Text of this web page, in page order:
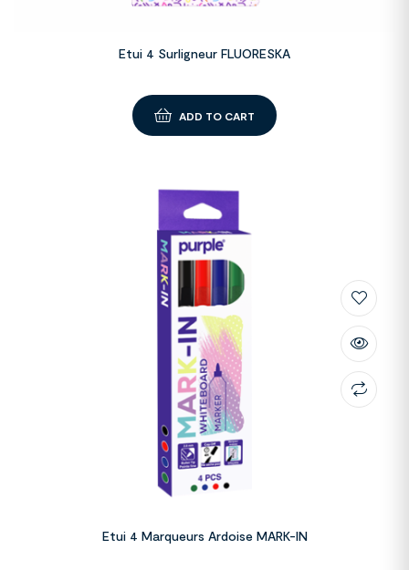
Etui 4 Surligneur FLUORESKA
ADD TO CART
Etui 4 Marqueurs Ardoise MARK-IN